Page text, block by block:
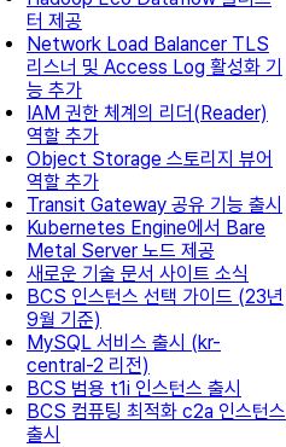
터 제공
Network Load Balancer TLS
리스너 및 Access Log 활성화 기
능 추가
IAM 권한 체계의 리더(Reader)
역할 추가
Object Storage 스토리지 뷰어
역할 추가
Transit Gateway 공유 기능 출시
Kubernetes Engine에서 Bare
Metal Server 노드 제공
새로운 기술 문서 사이트 소식
BCS 인스턴스 선택 가이드 (23년
9월 기준)
MySQL 서비스 출시 (kr-
central-2 리전)
BCS 범용 t1i 인스턴스 출시
BCS 컴퓨팅 최적화 c2a 인스턴스
출시